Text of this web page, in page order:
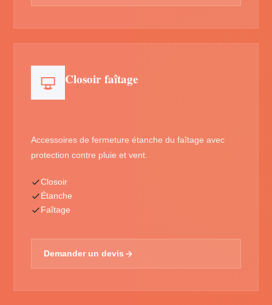
Closoir faîtage
Accessoires de fermeture étanche du faîtage avec
protection contre pluie et vent.
Closoir
Étanche
Faîtage
Demander un devis